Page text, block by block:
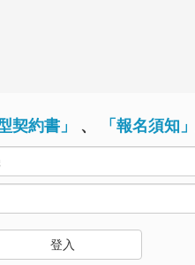
契約書」 、 「報名須知」
登入